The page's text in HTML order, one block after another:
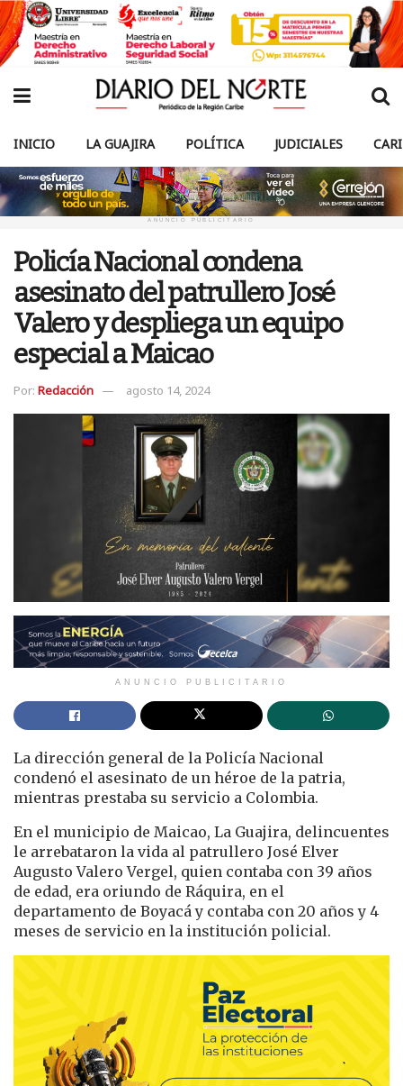
INICIO LA GUAJIRA POLÍTICA JUDICIALES
ANUNCIO PUBLICITARIO
Policía Nacional condena
asesinato del patrullero José
Valero y despliega un equipo
especial a Maicao
Por: Redacción agosto 14, 2024
ANUNCIO PUBLICITARIO
La dirección general de la Policía Nacional
condenó el asesinato de un héroe de la patria,
mientras prestaba su servicio a Colombia.
En el municipio de Maicao, La Guajira, delincuentes
le arrebataron la vida al patrullero José Elver
Augusto Valero Vergel, quien contaba con 39 años
de edad, era oriundo de Ráquira, en el
departamento de Boyacá y contaba con 20 años y 4
meses de servicio en la institución policial.